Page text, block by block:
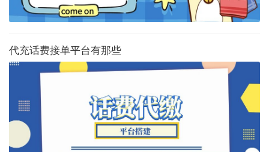
代充话费接单平台有那些